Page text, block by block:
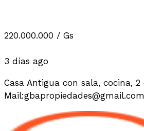
220.000.000 / Gs
3 días ago
Casa Antigua con sala, cocina,